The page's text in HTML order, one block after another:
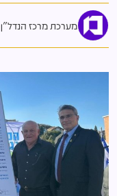
מערכת מרכז הנדל"ן